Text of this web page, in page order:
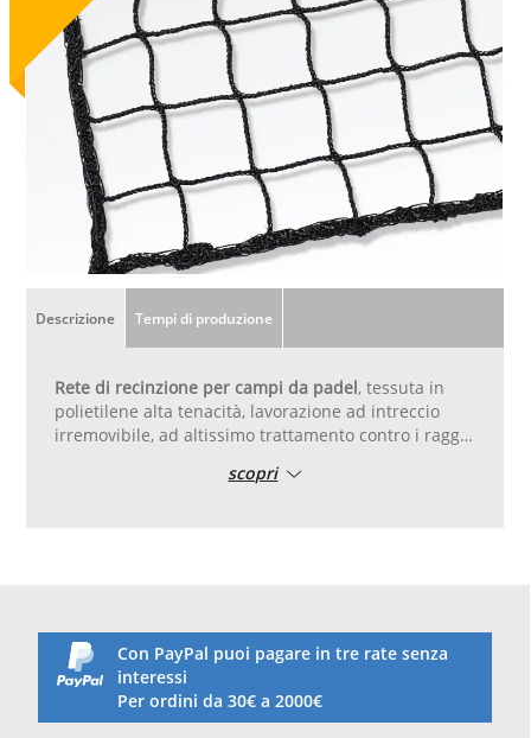
Descrizione Tempi di produzione
Rete di recinzione per campi da padel, tessuta in
polietilene alta tenacità, lavorazione ad intreccio
irremovibile, ad altissimo trattamento contro i raggi
Di colore verde, bianco, nero con maglia cm 4,5x4,5 e
Adatta anche come rete da recinzione campi da
tennis
Nel prezzo è comprensivo il taglio su misura e la
scopri
Con PayPal puoi pagare in tre rate senza
interessi
Per ordini da 30€ a 2000€